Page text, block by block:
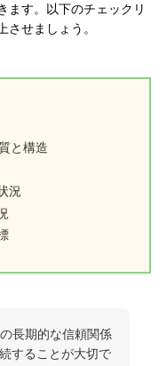
ます。以下のチェックリ
させましょう。
と構造
況
長期的な信頼関係
することが大切で